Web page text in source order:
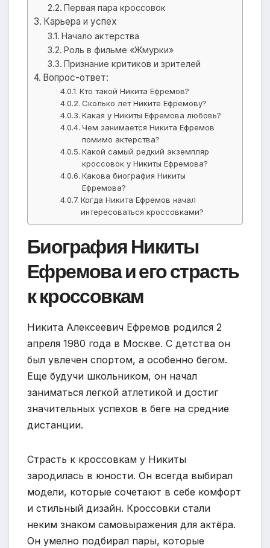
Первая пара кроссовок
Карьера и успех
Начало актерства
Роль в фильме «Жмурки»
Признание критиков и зрителей
Вопрос-ответ:
Кто такой Никита Ефремов?
Сколько лет Никите Ефремову?
Какая у Никиты Ефремова любовь?
Чем занимается Никита Ефремов
помимо актерства?
Какой самый редкий экземпляр
кроссовок у Никиты Ефремова?
Какова биография Никиты
Ефремова?
Когда Никита Ефремов начал
интересоваться кроссовками?
Биография Никиты
Ефремова и его страсть
к кроссовкам
Никита Алексеевич Ефремов родился 2
апреля 1980 года в Москве. С детства он
был увлечен спортом, а особенно бегом.
Еще будучи школьником, он начал
заниматься легкой атлетикой и достиг
значительных успехов в беге на средние
дистанции.
Страсть к кроссовкам у Никиты
зародилась в юности. Он всегда выбирал
модели, которые сочетают в себе комфорт
и стильный дизайн. Кроссовки стали
неким знаком самовыражения для актёра.
Он умелно подбирал пары, которые